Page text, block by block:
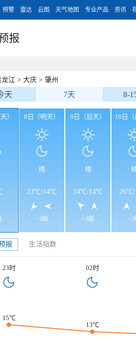
预警 雷达 云图 天气地图 专业产品 资讯
报
龙江 > 大庆 > 肇州
天 7天 8-
） 8日（明天）
晴
23℃/14℃
<3级
9日（后天）
晴
24℃/14℃
<3级
10日（
26℃/
<3
报 生活指数
23时 02时
15℃
13℃